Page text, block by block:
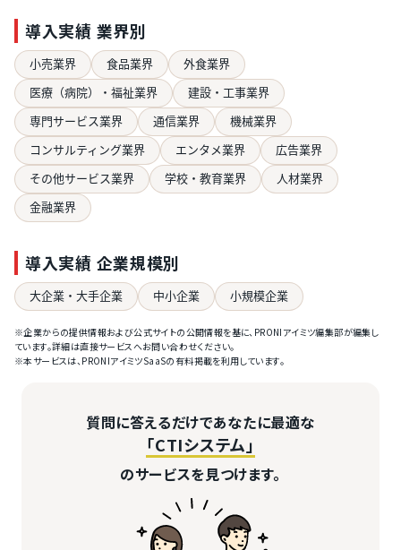
導入実績 業界別
小売業界 食品業界
外食業界
医療（病院）・福祉業界
建設・工事業界
専門サービス業界
通信業界
機械業界
コンサルティング業界
エンタメ業界
広告業界
その他サービス業界
学校・教育業界
人材業界
金融業界
導入実績 企業規模別
大企業・大手企業 中小企業 小規模企業
※企業からの提供情報および公式サイトの公開情報を基に、PRONIアイミツ編集部が編集し
ています。詳細は直接サービスへお問い合わせください。
※本サービスは、PRONIアイミツSaaSの有料掲載を利用しています。
質問に答えるだけであなたに最適な
「CTIシステム」
のサービスを見つけます。